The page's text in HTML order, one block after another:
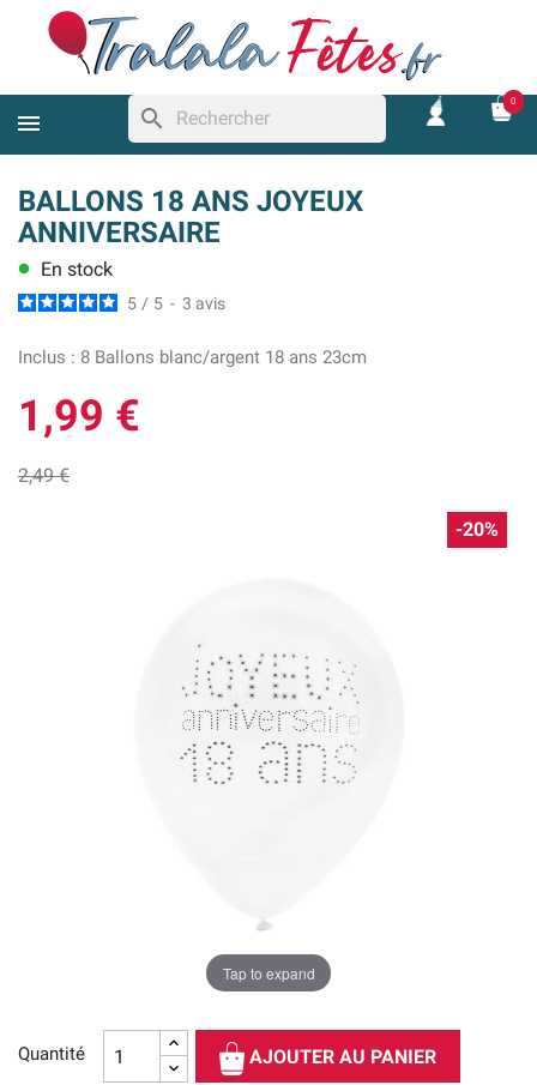
search
0
BALLONS 18 ANS JOYEUX
ANNIVERSAIRE
lens En stock
5 / 5 - 3 avis
Inclus : 8 Ballons blanc/argent 18 ans 23cm
1,99 €
2,49 €
-20%
Tap to expand
Quantité AJOUTER AU PANIER